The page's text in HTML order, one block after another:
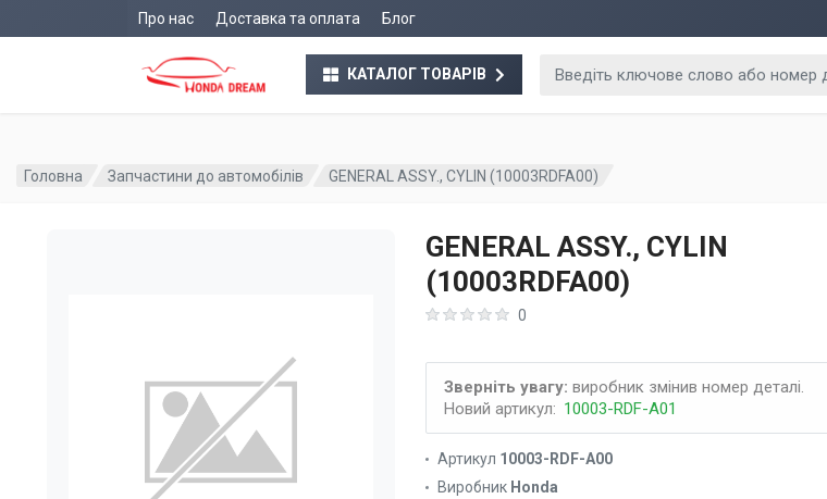
Про нас Доставка та оплата Блог
КАТАЛОГ ТОВАРІВ
Головна Запчастини до автомобілів GENERAL ASSY., CYLIN (10003RDFA00)
GENERAL ASSY., CYLIN
(10003RDFA00)
0
Зверніть увагу: виробник змінив номер деталі.
Новий артикул: 10003-RDF-A01
Артикул 10003-RDF-A00
Виробник Honda